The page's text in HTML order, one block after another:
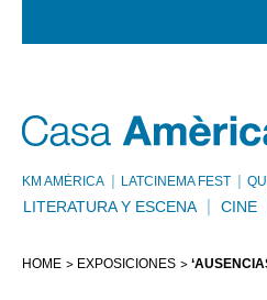
KM AMÈRICA LATCINEMA FEST
LITERATURA Y ESCENA CINE
HOME EXPOSICIONES